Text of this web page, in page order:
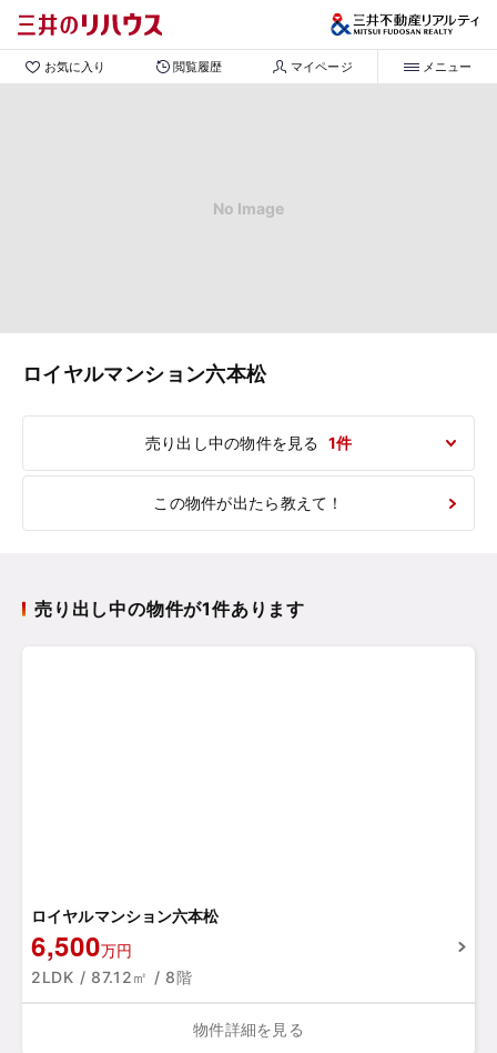
お気に入り 閲覧履歴 マイページ メニュー
No Image
ロイヤルマンション六本松
売り出し中の物件を見る 1件
この物件が出たら教えて！
売り出し中の物件が1件あります
ロイヤルマンション六本松
6,500万円
2LDK / 87.12㎡ / 8階
物件詳細を見る